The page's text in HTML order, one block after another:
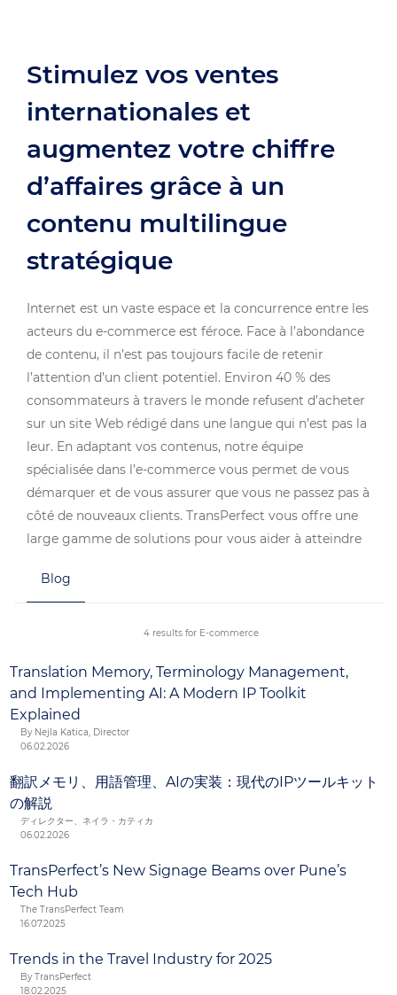
Stimulez vos ventes
internationales et
augmentez votre chiffre
d’affaires grâce à un
contenu multilingue
stratégique
Internet est un vaste espace et la concurrence entre les
acteurs du e-commerce est féroce. Face à l’abondance
de contenu, il n’est pas toujours facile de retenir
l’attention d’un client potentiel. Environ 40 % des
consommateurs à travers le monde refusent d’acheter
sur un site Web rédigé dans une langue qui n’est pas la
leur. En adaptant vos contenus, notre équipe
spécialisée dans l’e-commerce vous permet de vous
démarquer et de vous assurer que vous ne passez pas à
côté de nouveaux clients. TransPerfect vous offre une
large gamme de solutions pour vous aider à atteindre
création de contenu, en passant par le SEO
multilingue, le marketing multiculturel et une
intégration fluide à la plateforme d’e-commerce de
Blog
4 results for E-commerce
Translation Memory, Terminology Management,
and Implementing AI: A Modern IP Toolkit
Explained
By Nejla Katica, Director
06.02.2026
翻訳メモリ、用語管理、AIの実装：現代のIPツールキット
の解説
ディレクター、ネイラ・カティカ
06.02.2026
TransPerfect’s New Signage Beams over Pune’s
Tech Hub
The TransPerfect Team
16.07.2025
Trends in the Travel Industry for 2025
By TransPerfect
18.02.2025